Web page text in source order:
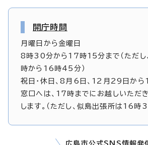
開庁時間
月曜日から金曜日
8時30分から17時15分まで（ただし
時から16時45分）
祝日・休日、8月6日、12月29日か
窓口へは、17時までにお越しいただ
します。（ただし、似島出張所は16時
広島市公式SNS情報発